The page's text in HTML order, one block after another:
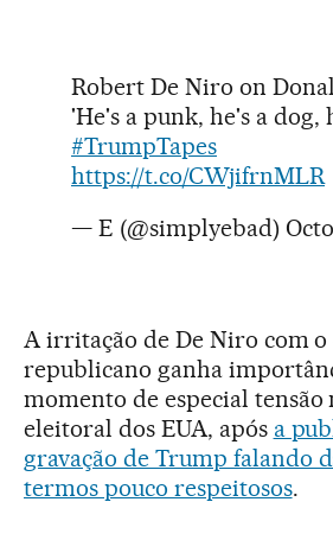
Robert De Niro on
'He's a punk, he's a dog,
#TrumpTapes
https://t.co/CWjifrnMLR
— E (@simplyebad)
A irritação de De Niro com
republicano ganha
momento de especial tensão
eleitoral dos EUA, após a
gravação de Trump falando
termos pouco respeitosos.